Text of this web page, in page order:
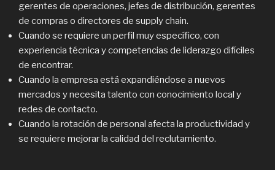
gerentes de operaciones, jefes de distribución, gerentes
de compras o directores de supply chain.
Cuando se requiere un perfil muy específico, con
experiencia técnica y competencias de liderazgo difíciles
de encontrar.
Cuando la empresa está expandiéndose a nuevos
mercados y necesita talento con conocimiento local y
redes de contacto.
Cuando la rotación de personal afecta la productividad y
se requiere mejorar la calidad del reclutamiento.